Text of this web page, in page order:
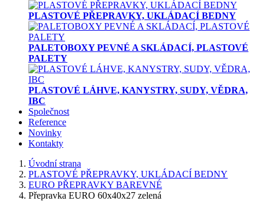
PLASTOVÉ PŘEPRAVKY, UKLÁDACÍ BEDNY
PALETOBOXY PEVNÉ A SKLÁDACÍ, PLASTOVÉ
PALETY
PLASTOVÉ LÁHVE, KANYSTRY, SUDY, VĚDRA,
IBC
Společnost
Reference
Novinky
Kontakty
Úvodní strana
PLASTOVÉ PŘEPRAVKY, UKLÁDACÍ BEDNY
EURO PŘEPRAVKY BAREVNÉ
Přepravka EURO 60x40x27 zelená